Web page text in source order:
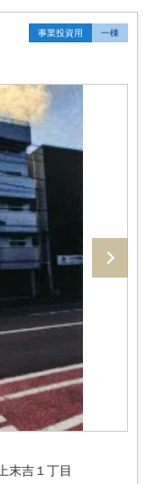
事業投資用 一棟
上末吉１丁目